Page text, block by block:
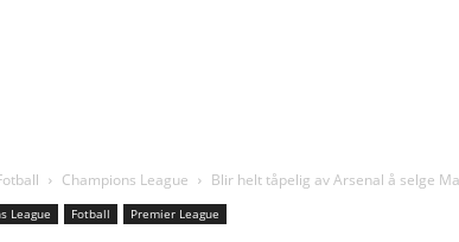
Champions League Blir helt tåpelig av Arsenal å selge
League Fotball Premier League